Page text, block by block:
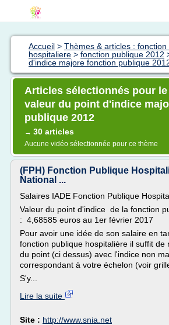
Accueil > Thèmes & articles : fonction
hospitaliere > fonction publique 2012
d'indice majore fonction publique
Articles sélectionnés pour le
valeur du point d'indice
publique 2012
→ 30 articles
Aucune vidéo sélectionnée pour ce thème
(FPH) Fonction Publique
National ...
Salaires IADE Fonction Publique
Valeur du point d'indice de la fonction
: 4,68585 euros au 1er février 2017
Pour avoir une idée de son salaire en
fonction publique hospitalière il suffit de
du point (ci dessus) avec l'indice non
correspondant à votre échelon (voir
S'y...
Lire la suite
Site : http://www.snia.net